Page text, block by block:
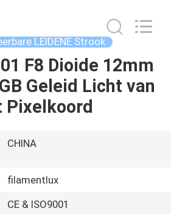
LEIDENE Strook
F8 Dioide 12mm
Geleid Licht van
Pixelkoord
CHINA
filamentlux
CE & ISO9001